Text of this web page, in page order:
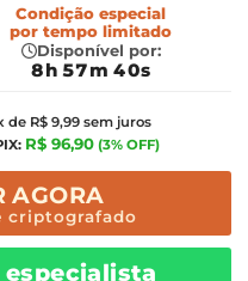
Condição especial
por tempo limitado
Disponível por:
8h 57m 39s
de R$ 9,99 sem juros
R$ 96,90 (3% OFF)
AGORA
criptografado